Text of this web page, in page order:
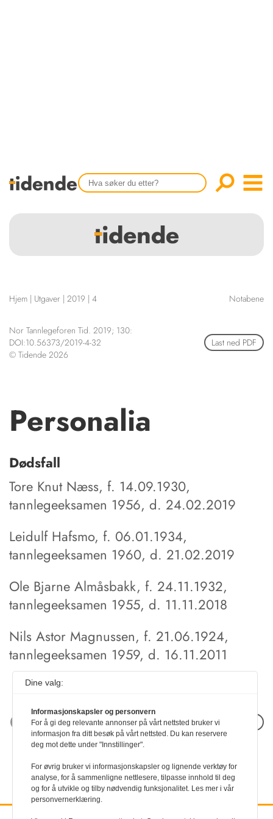
Tidligere utgaver
HENVISNINGER
KURSKALENDER
STILLINGER
KJØP & SALG
KONTAKT
Scientific articles
Publication and media
Hjem | Utgaver | 2019 | 4 Notabene
Nor Tannlegeforen Tid. 2019; 130:
DOI:10.56373/2019-4-32
© Tidende 2026
Last ned PDF
Personalia
Dødsfall
Tore Knut Næss, f. 14.09.1930,
tannlegeeksamen 1956, d. 24.02.2019
Leidulf Hafsmo, f. 06.01.1934,
tannlegeeksamen 1960, d. 21.02.2019
Ole Bjarne Almåsbakk, f. 24.11.1932,
tannlegeeksamen 1955, d. 11.11.2018
Nils Astor Magnussen, f. 21.06.1924,
tannlegeeksamen 1959, d. 16.11.2011
Neste artikkel
Dine valg:
Informasjonskapsler og personvern
For å gi deg relevante annonser på vårt nettsted bruker vi
informasjon fra ditt besøk på vårt nettsted. Du kan reservere
deg mot dette under "Innstillinger".
For øvrig bruker vi informasjonskapsler og lignende verktøy for
analyse, for å sammenligne nettlesere, tilpasse innhold til deg
og for å utvikle og tilby nødvendig funksjonalitet. Les mer i vår
personvernerklæring.